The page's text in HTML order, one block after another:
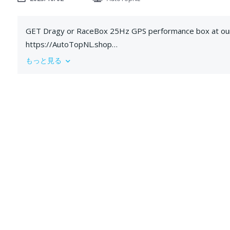
GET Dragy or RaceBox 25Hz GPS performance box at
https://AutoTopNL.shop
Measure your car's performance with superior accuracy
もっと見る